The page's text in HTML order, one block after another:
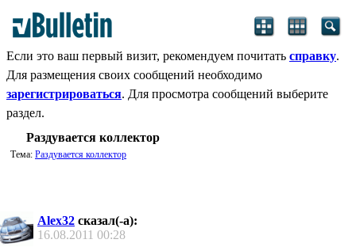
Если это ваш первый визит, рекомендуем почитать справку.
Для размещения своих сообщений необходимо
зарегистрироваться. Для просмотра сообщений выберите
раздел.
Раздувается коллектор
Тема: Раздувается коллектор
Alex32 сказал(-а):
16.08.2011 00:28